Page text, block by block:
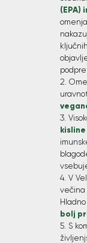
(EPA)
kisline
V
večina
bolj
S